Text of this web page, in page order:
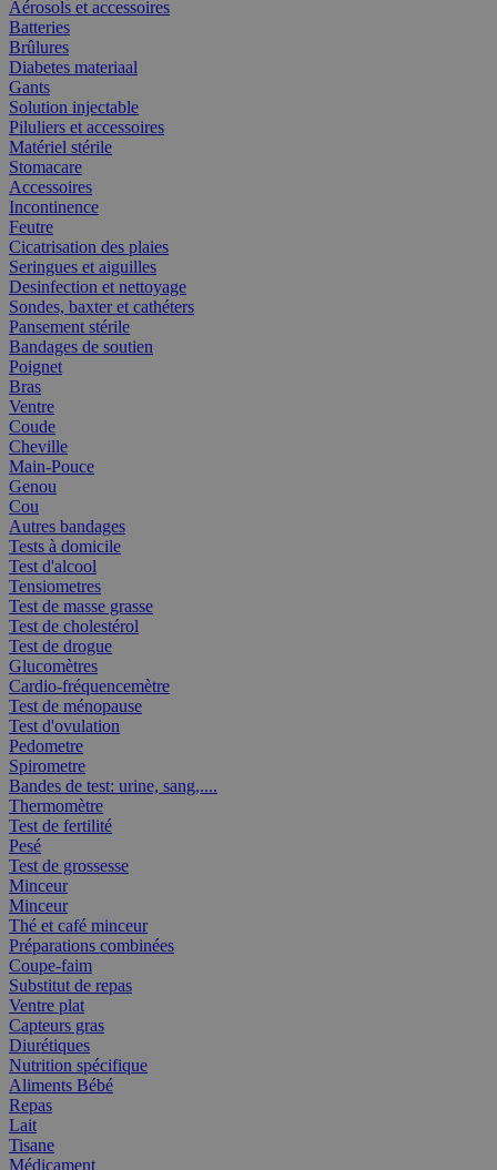
Aérosols et accessoires
Batteries
Brûlures
Diabetes materiaal
Gants
Solution injectable
Piluliers et accessoires
Matériel stérile
Stomacare
Accessoires
Incontinence
Feutre
Cicatrisation des plaies
Seringues et aiguilles
Desinfection et nettoyage
Sondes, baxter et cathéters
Pansement stérile
Bandages de soutien
Poignet
Bras
Ventre
Coude
Cheville
Main-Pouce
Genou
Cou
Autres bandages
Tests à domicile
Test d'alcool
Tensiometres
Test de masse grasse
Test de cholestérol
Test de drogue
Glucomètres
Cardio-fréquencemètre
Test de ménopause
Test d'ovulation
Pedometre
Spirometre
Bandes de test: urine, sang,....
Thermomètre
Test de fertilité
Pesé
Test de grossesse
Minceur
Minceur
Thé et café minceur
Préparations combinées
Coupe-faim
Substitut de repas
Ventre plat
Capteurs gras
Diurétiques
Nutrition spécifique
Aliments Bébé
Repas
Lait
Tisane
Médicament